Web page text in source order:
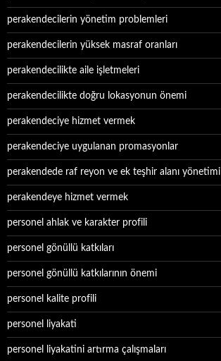
perakendecilerin yönetim problemleri
perakendecilerin yüksek masraf oranları
perakendecilikte aile işletmeleri
perakendecilikte doğru lokasyonun önemi
perakendeciye hizmet vermek
perakendeciye uygulanan promasyonlar
perakendede raf reyon ve ek teşhir alanı yönetimi
perakendeye hizmet vermek
personel ahlak ve karakter profili
personel gönüllü katkıları
personel gönüllü katkılarının önemi
personel kalite profili
personel liyakati
personel liyakatini artırma çalışmaları